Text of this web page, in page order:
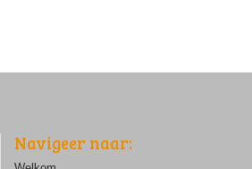
Navigeer naar: